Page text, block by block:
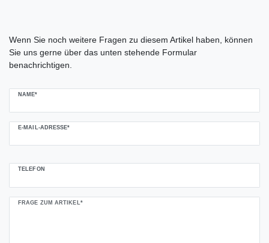
Wenn Sie noch weitere Fragen zu diesem Artikel haben, können
Sie uns gerne über das unten stehende Formular
benachrichtigen.
NAME*
E-MAIL-ADRESSE*
TELEFON
FRAGE ZUM ARTIKEL*